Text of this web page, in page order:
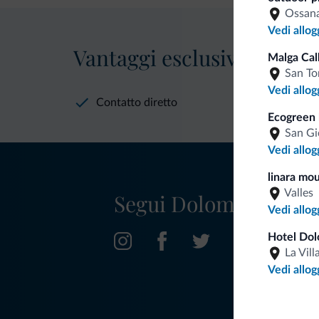
Vedi
Malga
San
Vedi
San
Vedi
linara
Valles
Vedi
Hotel
La Villa
Vedi
Vantaggi esclusivi
Contatto diretto
Segui Dolomiti.it